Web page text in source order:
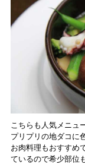
こちらも人気メニュ
プリプリの地ダコに
お肉料理もおすすめ
ているので希少部位